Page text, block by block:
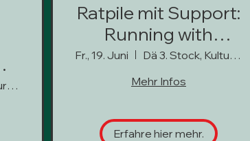
Dä 3.Stock, Kultur hoch 3
Ratpile mit Support:
Running with
Zombie Kids
Fr., 19. Juni
Dä 3. Stock, Kultur hoch 3
Mehr Infos
Erfahre hier mehr.